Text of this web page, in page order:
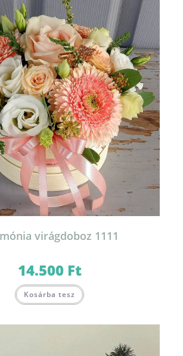
virágdoboz 1111
14.500 Ft
Kosárba tesz